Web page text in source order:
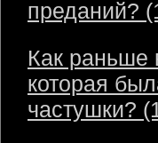
преданий?
Как раньше
которая
частушки?